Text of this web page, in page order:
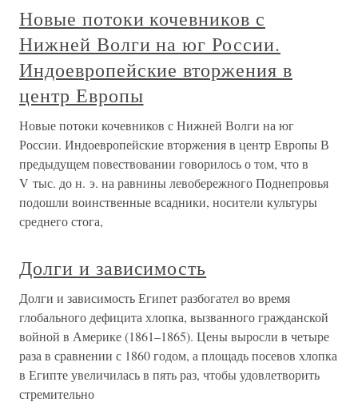
Новые потоки кочевников с
Нижней Волги на юг России.
Индоевропейские вторжения в
центр Европы
Новые потоки кочевников с Нижней Волги на юг
России. Индоевропейские вторжения в центр Европы В
предыдущем повествовании говорилось о том, что в
V тыс. до н. э. на равнины левобережного Поднепровья
подошли воинственные всадники, носители культуры
среднего стога,
Долги и зависимость
Долги и зависимость Египет разбогател во время
глобального дефицита хлопка, вызванного гражданской
войной в Америке (1861–1865). Цены выросли в четыре
раза в сравнении с 1860 годом, а площадь посевов хлопка
в Египте увеличилась в пять раз, чтобы удовлетворить
стремительно